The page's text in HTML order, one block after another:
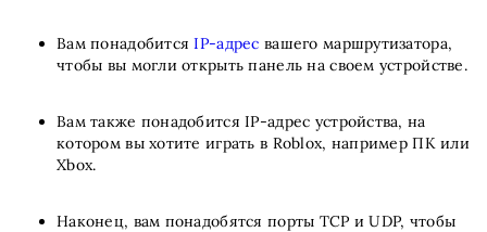
Вам понадобитсяIP-адресвашего маршрутизатора,
чтобы вы могли открыть панель на своем устройстве.
Вам также понадобится IP-адрес устройства, на
котором вы хотите играть в Roblox, например ПК или
Xbox.
Наконец, вам понадобятся порты TCP и UDP, чтобы